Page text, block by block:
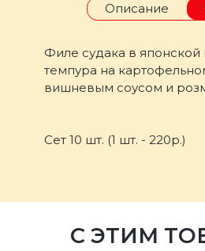
Описание
Филе судака в японской
темпура на
вишневым соусом и
Сет 10 шт. (1 шт. - 220р.)
С ЭТИМ